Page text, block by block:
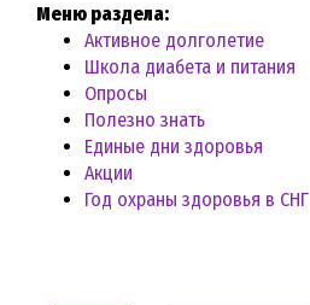
Меню раздела:
Активное долголетие
Школа диабета и питания
Опросы
Полезно знать
Единые дни здоровья
Акции
Год охраны здоровья в СНГ